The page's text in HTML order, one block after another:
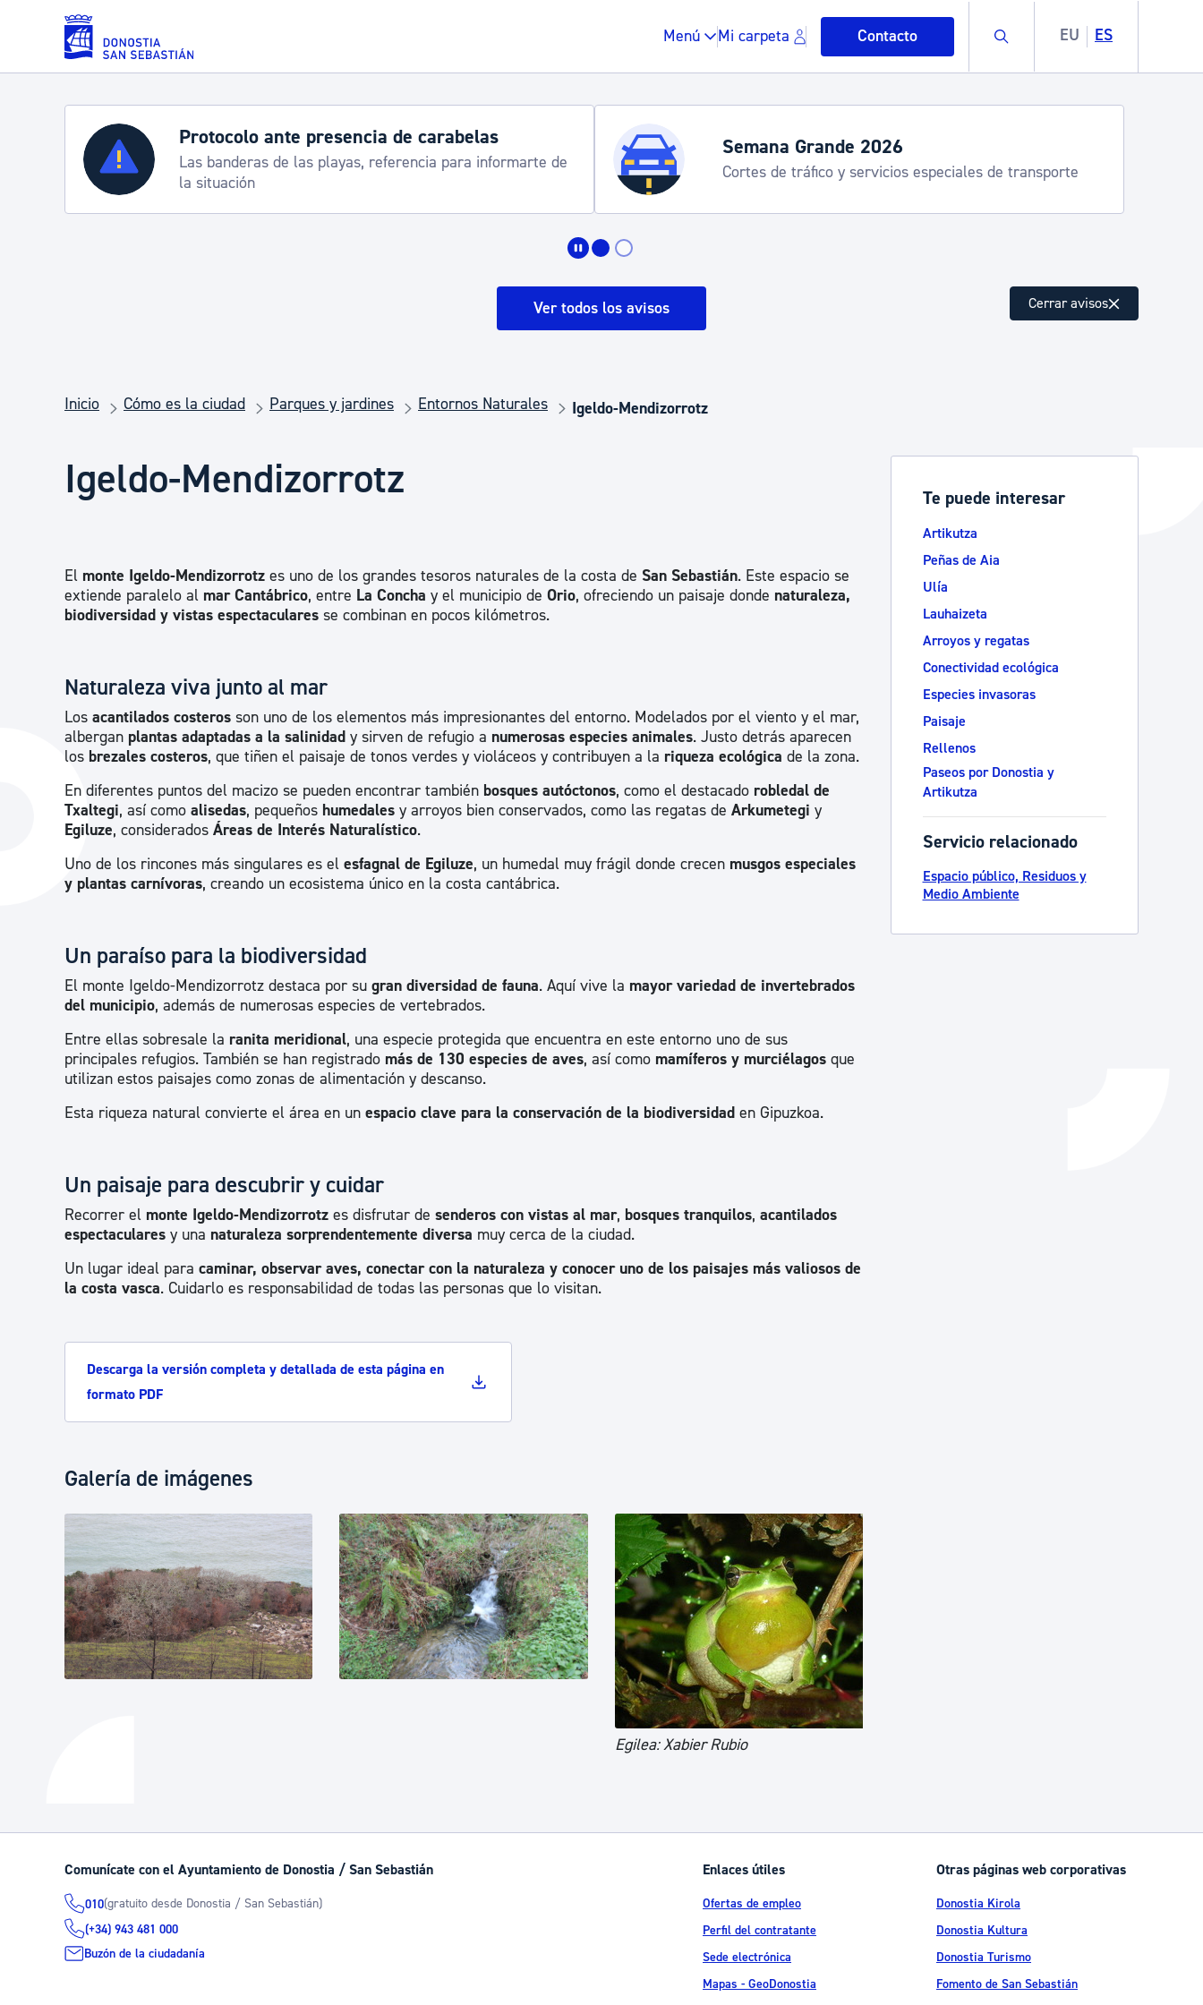
Saltar al contenido principal
Menú Mi carpeta Contacto Buscar EU ES
Servicios
Padrón y asuntos personales
Espacio público, residuos y medioambiente
Seguridad ciudadana y emergencias Euskera
Salud Pública, animales y consumo
Participación ciudadana y asociacionismo
Deporte
La ciudad
La ciudad ahora
Descubre la ciudad
Actualidad
Noticias
Avisos
Administración municipal
Tablón de anuncios oficiales
Catálogo de trámites
Ayuda a la tramitación
Protocolo ante presencia de carabelas
Las banderas de las playas, referencia para informarte de
la situación
Semana Grande 2026
Cortes de tráfico y servicios especiales de transporte
Ver todos los avisos Cerrar avisos
Inicio Cómo es la ciudad Parques y jardines Entornos Naturales Igeldo-Mendizorrotz
Igeldo-Mendizorrotz
El monte Igeldo-Mendizorrotz es uno de los grandes tesoros naturales de la costa de San Sebastián. Este espacio se
extiende paralelo al mar Cantábrico, entre La Concha y el municipio de Orio, ofreciendo un paisaje donde naturaleza,
biodiversidad y vistas espectaculares se combinan en pocos kilómetros.
Naturaleza viva junto al mar
Los acantilados costeros son uno de los elementos más impresionantes del entorno. Modelados por el viento y el mar,
albergan plantas adaptadas a la salinidad y sirven de refugio a numerosas especies animales. Justo detrás aparecen
los brezales costeros, que tiñen el paisaje de tonos verdes y violáceos y contribuyen a la riqueza ecológica de la zona.
En diferentes puntos del macizo se pueden encontrar también bosques autóctonos, como el destacado robledal de
Txaltegi, así como alisedas, pequeños humedales y arroyos bien conservados, como las regatas de Arkumetegi y
Egiluze, considerados Áreas de Interés Naturalístico.
Uno de los rincones más singulares es el esfagnal de Egiluze, un humedal muy frágil donde crecen musgos especiales
y plantas carnívoras, creando un ecosistema único en la costa cantábrica.
Un paraíso para la biodiversidad
El monte Igeldo-Mendizorrotz destaca por su gran diversidad de fauna. Aquí vive la mayor variedad de invertebrados
del municipio, además de numerosas especies de vertebrados.
Entre ellas sobresale la ranita meridional, una especie protegida que encuentra en este entorno uno de sus
principales refugios. También se han registrado más de 130 especies de aves, así como mamíferos y murciélagos que
utilizan estos paisajes como zonas de alimentación y descanso.
Esta riqueza natural convierte el área en un espacio clave para la conservación de la biodiversidad en Gipuzkoa.
Un paisaje para descubrir y cuidar
Recorrer el monte Igeldo-Mendizorrotz es disfrutar de senderos con vistas al mar, bosques tranquilos, acantilados
espectaculares y una naturaleza sorprendentemente diversa muy cerca de la ciudad.
Un lugar ideal para caminar, observar aves, conectar con la naturaleza y conocer uno de los paisajes más valiosos de
la costa vasca. Cuidarlo es responsabilidad de todas las personas que lo visitan.
Descarga la versión completa y detallada de esta página en
formato PDF
Galería de imágenes
Egilea: Xabier Rubio
Te puede interesar
Artikutza
Peñas de Aia
Ulía
Lauhaizeta
Arroyos y regatas
Conectividad ecológica
Especies invasoras
Paisaje
Rellenos
Paseos por Donostia y
Artikutza
Servicio relacionado
Espacio público, Residuos y
Medio Ambiente
Comunícate con el Ayuntamiento de Donostia / San Sebastián
010(gratuito desde Donostia / San Sebastián)
(+34) 943 481 000
Buzón de la ciudadanía
Enlaces útiles
Ofertas de empleo
Perfil del contratante
Sede electrónica
Mapas - GeoDonostia
Otras páginas web corporativas
Donostia Kirola
Donostia Kultura
Donostia Turismo
Fomento de San Sebastián